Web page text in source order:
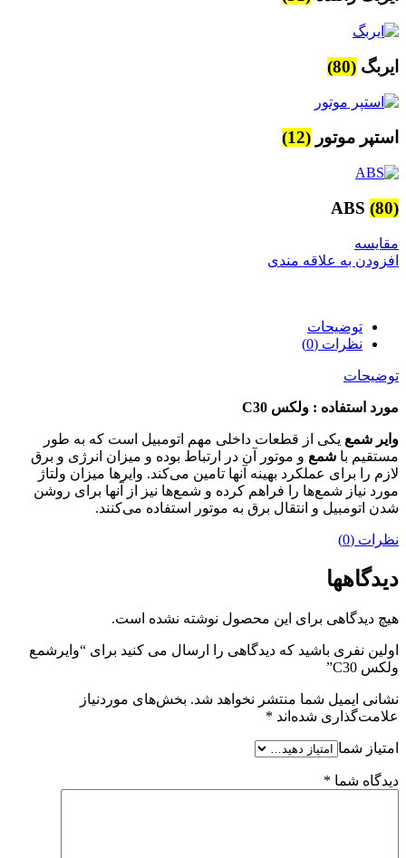
ایربگ (80)
استپر موتور (12)
ABS (80)
مقایسه
افزودن به علاقه مندی
توضیحات
نظرات (0)
توضیحات
مورد استفاده : ولکس C30
وایر شمع یکی از قطعات داخلی مهم اتومبیل است که به طور
مستقیم با شمع و موتور آن در ارتباط بوده و میزان انرژی و برق
لازم را برای عملکرد بهینه آنها تامین می‌کند. وایرها میزان ولتاژ
مورد نیاز شمع‌ها را فراهم کرده و شمع‌ها نیز از آنها برای روشن
شدن اتومبیل و انتقال برق به موتور استفاده می‌کنند.
نظرات (0)
دیدگاهها
هیچ دیدگاهی برای این محصول نوشته نشده است.
اولین نفری باشید که دیدگاهی را ارسال می کنید برای “وایرشمع
ولکس C30”
نشانی ایمیل شما منتشر نخواهد شد. بخش‌های موردنیاز
علامت‌گذاری شده‌اند *
امتیاز شما
دیدگاه شما *